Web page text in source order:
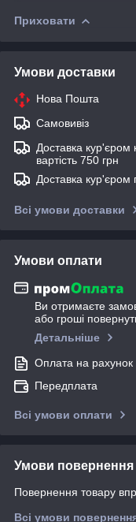
Приховати
Умови доставки
Нова Пошта
Самовивіз
Доставка кур'єром
вартість 750 грн
Доставка кур'єром
Всі умови доставки
Умови оплати
Ви отримаєте
або гроші
Детальніше
Оплата на рахунок
Передплата
Всі умови оплати
Умови повернення
Повернення товару
Всі умови